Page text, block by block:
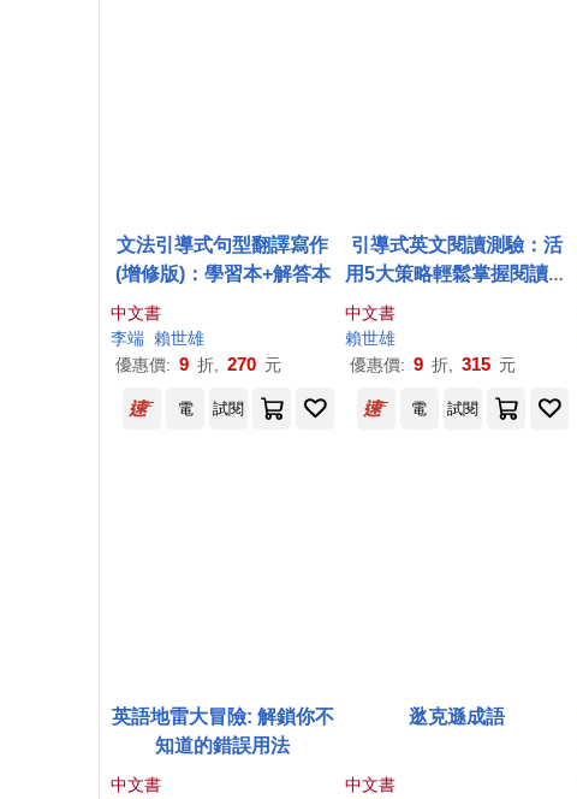
文法引導式句型翻譯寫作
(增修版)：學習本+解答本
中文書
李端 賴世雄
優惠價: 9 折, 270 元
引導式英文閱讀測驗：活
用5大策略輕鬆掌握閱讀力
(基礎版)+ QR Code音檔
中文書
賴世雄
優惠價: 9 折, 315 元
電 試閱 電 試閱
英語地雷大冒險: 解鎖你不
知道的錯誤用法
中文書
逖克遜成語
中文書